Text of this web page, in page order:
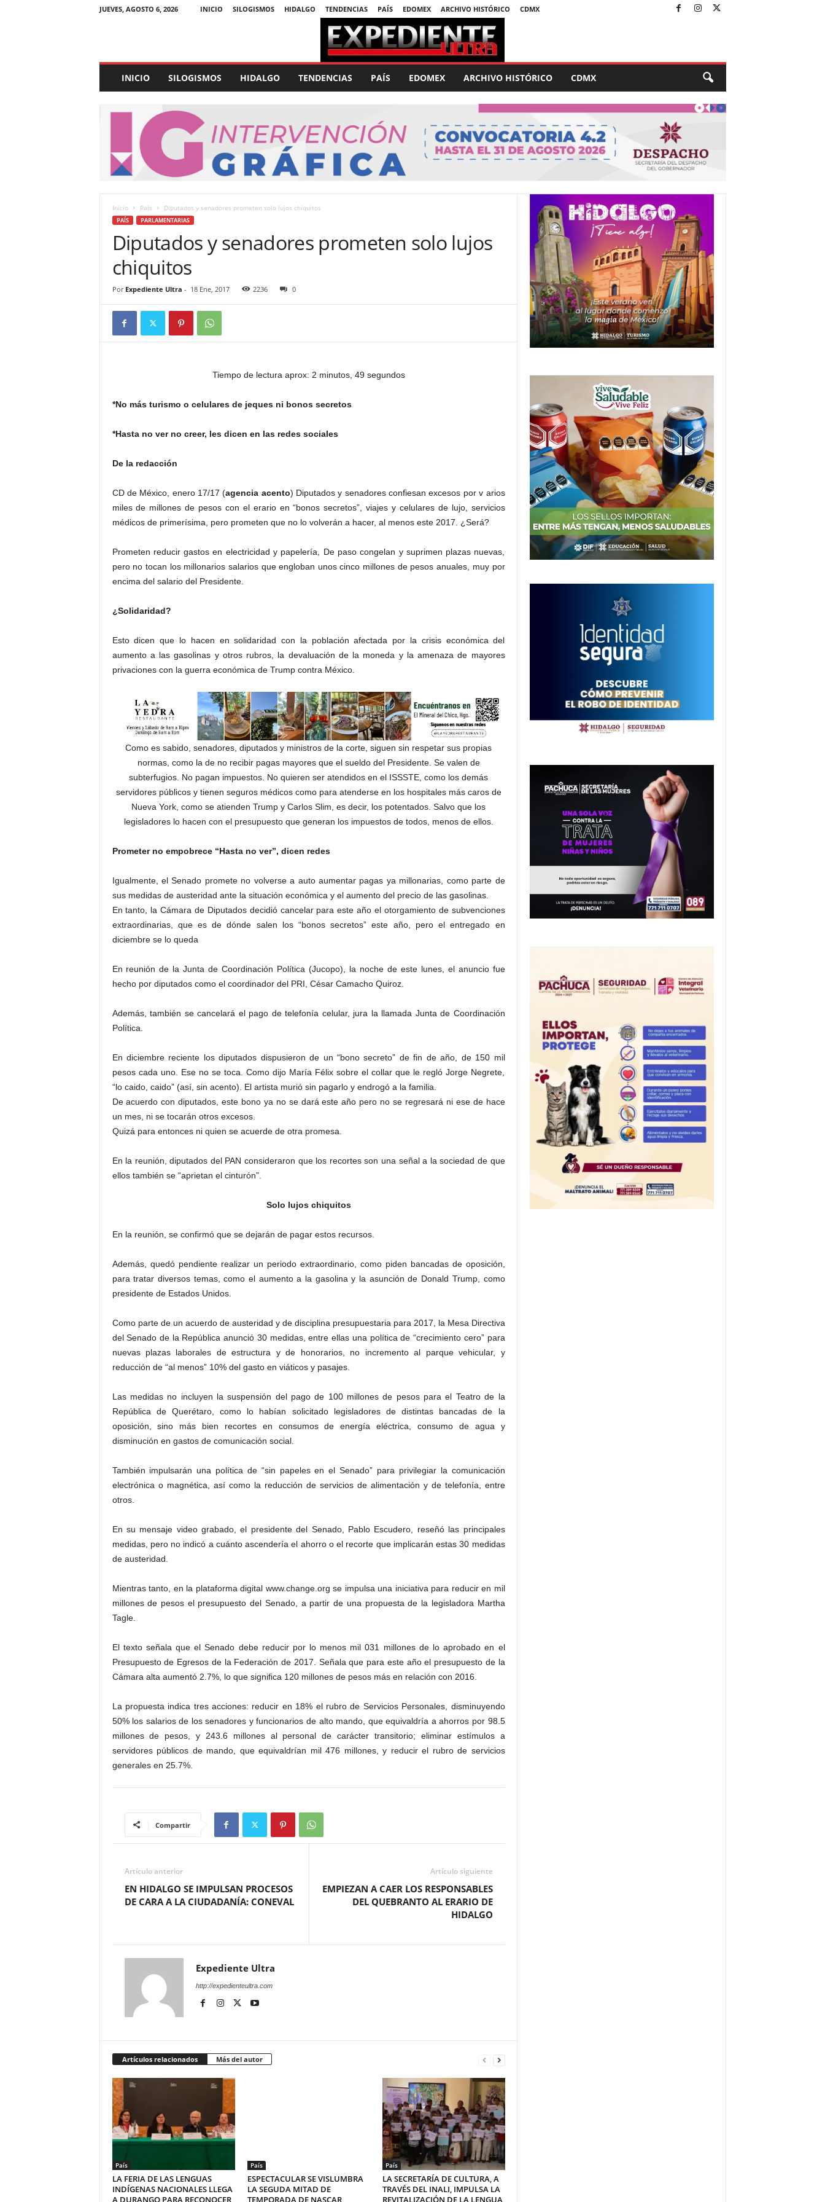
JUEVES, AGOSTO 6, 2026 INICIO SILOGISMOS HIDALGO TENDENCIAS PAÍS EDOMEX ARCHIVO HISTÓRICO CDMX
p
e
U
INICIO SILOGISMOS HIDALGO TENDENCIAS PAÍS EDOMEX ARCHIVO HISTÓRICO CDMX
Inicio País Diputados y senadores prometen solo lujos chiquitos
PAÍS PARLAMENTARIAS
Diputados y senadores prometen solo lujos
chiquitos
Por Expediente Ultra - 18 Ene, 2017 2236 0
Tiempo de lectura aprox: 2 minutos, 49 segundos
*No más turismo o celulares de jeques ni bonos secretos
*Hasta no ver no creer, les dicen en las redes sociales
De la redacción
CD de México, enero 17/17 (agencia acento) Diputados y senadores confiesan excesos por v arios
miles de millones de pesos con el erario en “bonos secretos”, viajes y celulares de lujo, servicios
médicos de primerísima, pero prometen que no lo volverán a hacer, al menos este 2017. ¿Será?
Prometen reducir gastos en electricidad y papelería, De paso congelan y suprimen plazas nuevas,
pero no tocan los millonarios salarios que engloban unos cinco millones de pesos anuales, muy por
encima del salario del Presidente.
¿Solidaridad?
Esto dicen que lo hacen en solidaridad con la población afectada por la crisis económica del
aumento a las gasolinas y otros rubros, la devaluación de la moneda y la amenaza de mayores
privaciones con la guerra económica de Trump contra México.
Como es sabido, senadores, diputados y ministros de la corte, siguen sin respetar sus propias
normas, como la de no recibir pagas mayores que el sueldo del Presidente. Se valen de
subterfugios. No pagan impuestos. No quieren ser atendidos en el ISSSTE, como los demás
servidores públicos y tienen seguros médicos como para atenderse en los hospitales más caros de
Nueva York, como se atienden Trump y Carlos Slim, es decir, los potentados. Salvo que los
legisladores lo hacen con el presupuesto que generan los impuestos de todos, menos de ellos.
Prometer no empobrece “Hasta no ver”, dicen redes
Igualmente, el Senado promete no volverse a auto aumentar pagas ya millonarias, como parte de
sus medidas de austeridad ante la situación económica y el aumento del precio de las gasolinas.
En tanto, la Cámara de Diputados decidió cancelar para este año el otorgamiento de subvenciones
extraordinarias, que es de dónde salen los “bonos secretos” este año, pero el entregado en
diciembre se lo queda
En reunión de la Junta de Coordinación Política (Jucopo), la noche de este lunes, el anuncio fue
hecho por diputados como el coordinador del PRI, César Camacho Quiroz.
Además, también se cancelará el pago de telefonía celular, jura la llamada Junta de Coordinación
Política.
En diciembre reciente los diputados dispusieron de un “bono secreto” de fin de año, de 150 mil
pesos cada uno. Ese no se toca. Como dijo María Félix sobre el collar que le regló Jorge Negrete,
“lo caido, caido” (así, sin acento). El artista murió sin pagarlo y endrogó a la familia.
De acuerdo con diputados, este bono ya no se dará este año pero no se regresará ni ese de hace
un mes, ni se tocarán otros excesos.
Quizá para entonces ni quien se acuerde de otra promesa.
En la reunión, diputados del PAN consideraron que los recortes son una señal a la sociedad de que
ellos también se “aprietan el cinturón”.
Solo lujos chiquitos
En la reunión, se confirmó que se dejarán de pagar estos recursos.
Además, quedó pendiente realizar un periodo extraordinario, como piden bancadas de oposición,
para tratar diversos temas, como el aumento a la gasolina y la asunción de Donald Trump, como
presidente de Estados Unidos.
Como parte de un acuerdo de austeridad y de disciplina presupuestaria para 2017, la Mesa Directiva
del Senado de la República anunció 30 medidas, entre ellas una política de “crecimiento cero” para
nuevas plazas laborales de estructura y de honorarios, no incremento al parque vehicular, y
reducción de “al menos” 10% del gasto en viáticos y pasajes.
Las medidas no incluyen la suspensión del pago de 100 millones de pesos para el Teatro de la
República de Querétaro, como lo habían solicitado legisladores de distintas bancadas de la
oposición, sino más bien recortes en consumos de energía eléctrica, consumo de agua y
disminución en gastos de comunicación social.
También impulsarán una política de “sin papeles en el Senado” para privilegiar la comunicación
electrónica o magnética, así como la reducción de servicios de alimentación y de telefonía, entre
otros.
En su mensaje video grabado, el presidente del Senado, Pablo Escudero, reseñó las principales
medidas, pero no indicó a cuánto ascendería el ahorro o el recorte que implicarán estas 30 medidas
de austeridad.
Mientras tanto, en la plataforma digital www.change.org se impulsa una iniciativa para reducir en mil
millones de pesos el presupuesto del Senado, a partir de una propuesta de la legisladora Martha
Tagle.
El texto señala que el Senado debe reducir por lo menos mil 031 millones de lo aprobado en el
Presupuesto de Egresos de la Federación de 2017. Señala que para este año el presupuesto de la
Cámara alta aumentó 2.7%, lo que significa 120 millones de pesos más en relación con 2016.
La propuesta indica tres acciones: reducir en 18% el rubro de Servicios Personales, disminuyendo
50% los salarios de los senadores y funcionarios de alto mando, que equivaldría a ahorros por 98.5
millones de pesos, y 243.6 millones al personal de carácter transitorio; eliminar estímulos a
servidores públicos de mando, que equivaldrían mil 476 millones, y reducir el rubro de servicios
generales en 25.7%.
Compartir
Artículo anterior
EN HIDALGO SE IMPULSAN PROCESOS
DE CARA A LA CIUDADANÍA: CONEVAL
Artículo siguiente
EMPIEZAN A CAER LOS RESPONSABLES
DEL QUEBRANTO AL ERARIO DE
HIDALGO
Expediente Ultra
http://expedienteultra.com
Artículos relacionados Más del autor
País
LA FERIA DE LAS LENGUAS
INDÍGENAS NACIONALES LLEGA
A DURANGO PARA RECONOCER
País
ESPECTACULAR SE VISLUMBRA
LA SEGUDA MITAD DE
TEMPORADA DE NASCAR
País
LA SECRETARÍA DE CULTURA, A
TRAVÉS DEL INALI, IMPULSA LA
REVITALIZACIÓN DE LA LENGUA